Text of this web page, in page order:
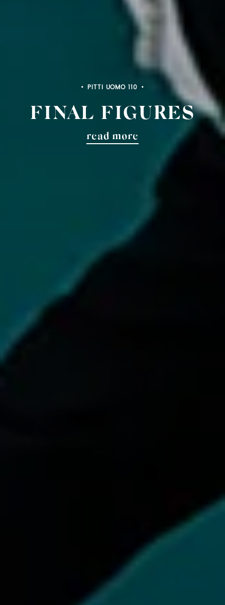
PITTI UOMO 110
FINAL FIGURES
read more